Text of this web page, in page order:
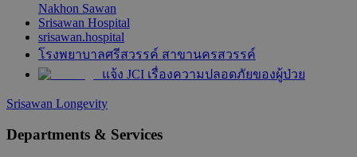
Nakhon Sawan
Srisawan Hospital
srisawan.hospital
โรงพยาบาลศรีสวรรค์ สาขานครสวรรค์
แจ้ง JCI เรื่องความปลอดภัยของผู้ป่วย
Srisawan Longevity
Departments & Services